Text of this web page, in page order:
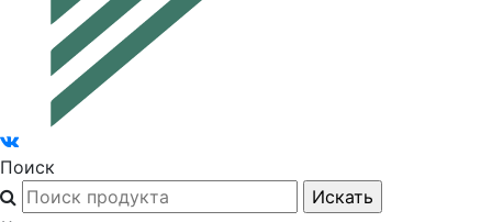
Поиск